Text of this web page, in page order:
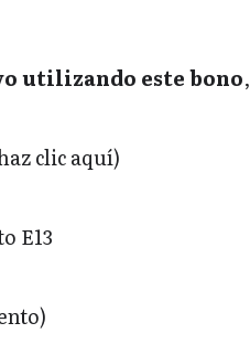
utilizando este bono
clic aquí)
E13